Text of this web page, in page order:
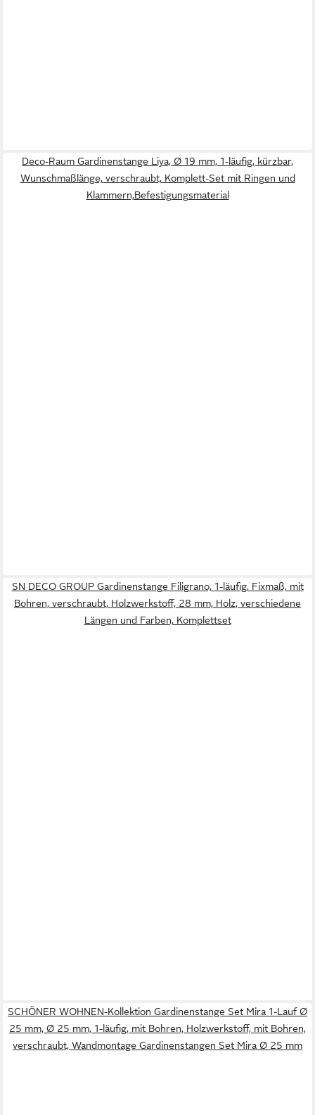
Deco-Raum Gardinenstange Liya, Ø 19 mm, 1-läufig, kürzbar,
Wunschmaßlänge, verschraubt, Komplett-Set mit Ringen und
Klammern,Befestigungsmaterial
SN DECO GROUP Gardinenstange Filigrano, 1-läufig, Fixmaß, mit
Bohren, verschraubt, Holzwerkstoff, 28 mm, Holz, verschiedene
Längen und Farben, Komplettset
SCHÖNER WOHNEN-Kollektion Gardinenstange Set Mira 1-Lauf Ø
25 mm, Ø 25 mm, 1-läufig, mit Bohren, Holzwerkstoff, mit Bohren,
verschraubt, Wandmontage Gardinenstangen Set Mira Ø 25 mm